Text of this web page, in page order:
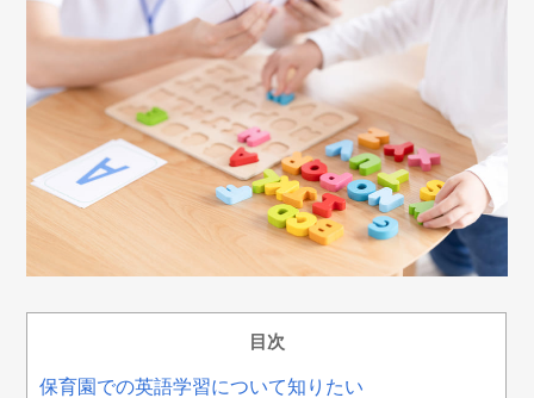
目次
保育園での英語学習について知りたい